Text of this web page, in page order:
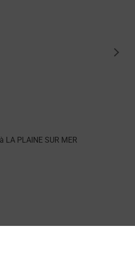
PLAINE SUR MER